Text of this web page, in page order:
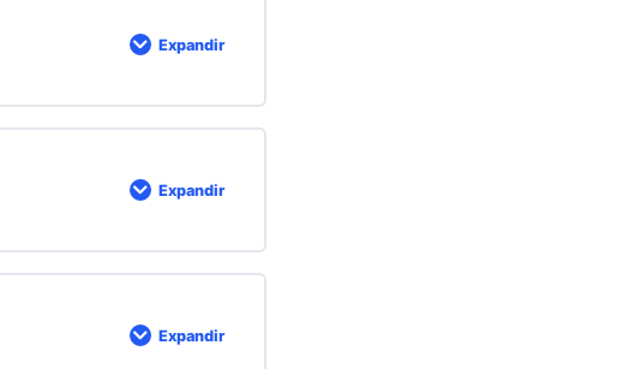
Expandir
Expandir
Expandir